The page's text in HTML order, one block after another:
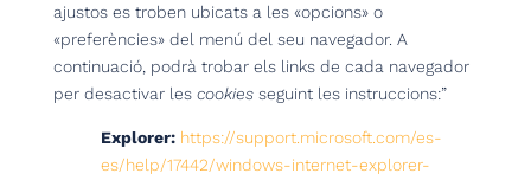
ajustos es troben ubicats a les «opcions» o
«preferències» del menú del seu navegador. A
continuació, podrà trobar els links de cada navegador
per desactivar les cookiesseguint les instruccions:”
Explorer: https://support.microsoft.com/es-
es/help/17442/windows-internet-explorer-